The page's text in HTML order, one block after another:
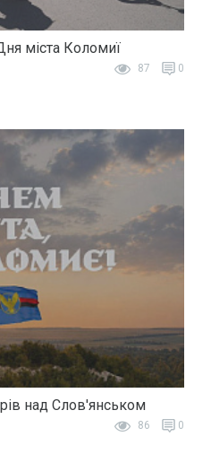
міста Коломиї
87 0
над Слов'янськом
86 0